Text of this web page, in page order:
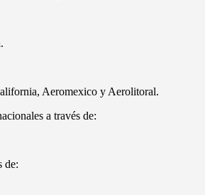
Aeromexico y Aerolitoral.
a través de:
de: